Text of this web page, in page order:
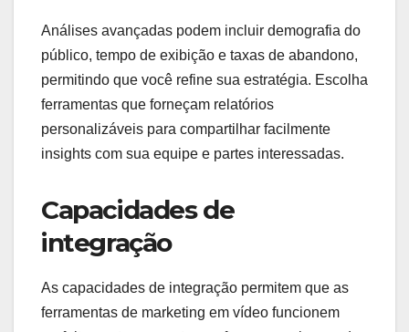
Análises avançadas podem incluir demografia do
público, tempo de exibição e taxas de abandono,
permitindo que você refine sua estratégia. Escolha
ferramentas que forneçam relatórios
personalizáveis para compartilhar facilmente
insights com sua equipe e partes interessadas.
Capacidades de
integração
As capacidades de integração permitem que as
ferramentas de marketing em vídeo funcionem